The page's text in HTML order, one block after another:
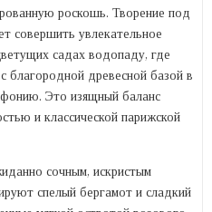
роскошь. Творение под
совершить увлекательное
садах водопаду, где
благородной древесной базой в
Это изящный баланс
и классической парижской
сочным, искристым
спелый бергамот и сладкий